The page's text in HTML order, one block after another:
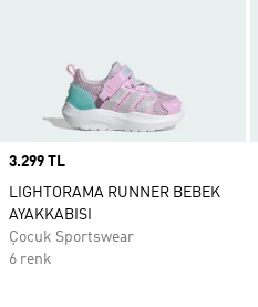
Price
3.299 TL
LIGHTORAMA RUNNER BEBEK
AYAKKABISI
Çocuk Sportswear
6 renk